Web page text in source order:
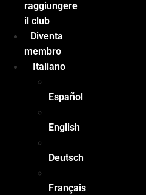
raggiungere
il club
Diventa
membro
Italiano
Español
English
Deutsch
Français